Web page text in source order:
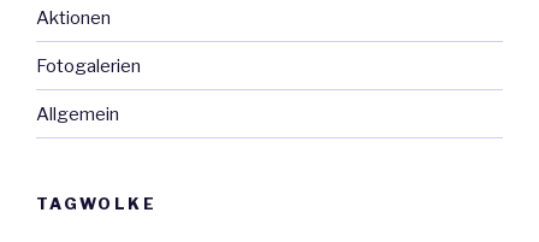
Aktionen
Fotogalerien
Allgemein
TAGWOLKE